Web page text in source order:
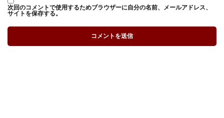
次回のコメントで使用するためブラウザーに自分の名前、メールアドレス、
サイトを保存する。